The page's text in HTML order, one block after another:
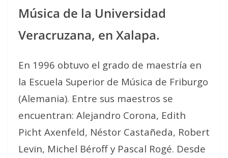
Música de la Universidad
Veracruzana, en Xalapa.
En 1996 obtuvo el grado de maestría en
la Escuela Superior de Música de Friburgo
(Alemania). Entre sus maestros se
encuentran: Alejandro Corona, Edith
Picht Axenfeld, Néstor Castañeda, Robert
Levin, Michel Béroff y Pascal Rogé. Desde